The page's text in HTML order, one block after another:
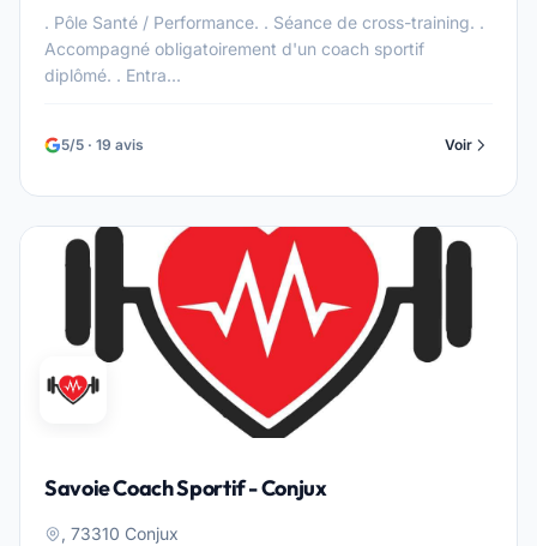
. Pôle Santé / Performance. . Séance de cross-training. .
Accompagné obligatoirement d'un coach sportif
diplômé. . Entra...
5/5 · 19 avis Voir
Savoie Coach Sportif - Conjux
, 73310 Conjux